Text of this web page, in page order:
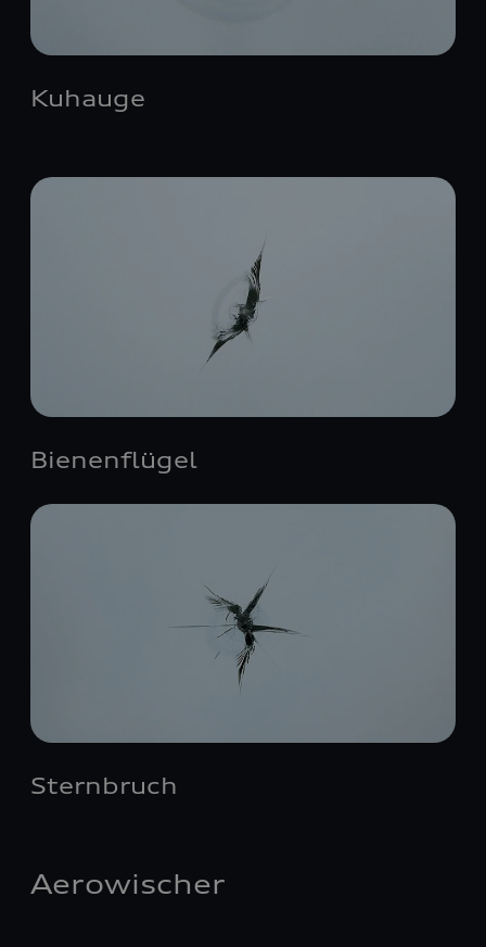
Kuhauge
Bienenflügel
Sternbruch
Aerowischer